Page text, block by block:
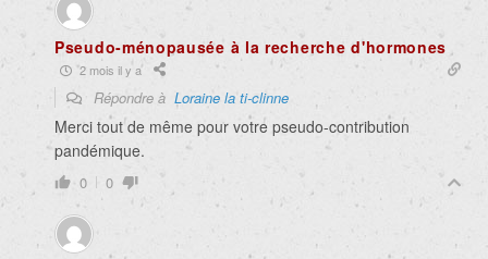
Pseudo-ménopausée à la recherche d'hormones
2 mois il y a
Répondre à Loraine la ti-clinne
Merci tout de même pour votre pseudo-contribution
pandémique.
0 0